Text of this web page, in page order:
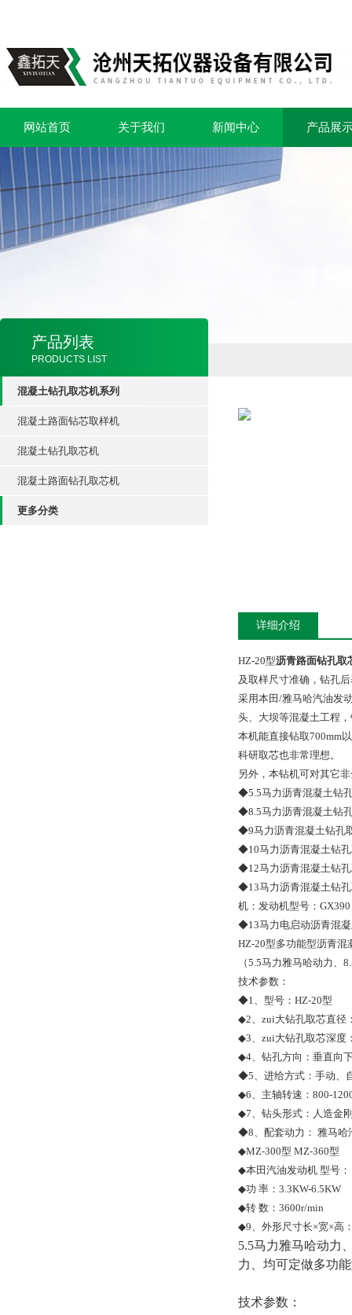
网站首页 关于我们 新闻中心 产品展
产品列表
PRODUCTS LIST
混凝土钻孔取芯机系列
混凝土路面钻芯取样机
混凝土钻孔取芯机
混凝土路面钻孔取芯机
更多分类
详细介绍
HZ-20型沥青路面钻孔取
及取样尺寸准确，钻孔
采用本田/雅马哈汽油发
头、大坝等混凝土工程
本机能直接钻取700mm
科研取芯也非常理想。
另外，本钻机可对其它
◆5.5马力沥青混凝土钻
◆8.5马力沥青混凝土钻
◆9马力沥青混凝土钻孔
◆10马力沥青混凝土钻
◆12马力沥青混凝土钻
◆13马力沥青混凝土钻孔
机：发动机型号：
◆13马力电启动沥青混
HZ-20型多功能型沥青混
（5.5马力雅马哈动力
技术参数：
◆1、型号：HZ-20型
◆2、zui大钻孔取芯直径
◆3、zui大钻孔取芯深度
◆4、钻孔方向：垂直向
◆5、进给方式：手动、
◆6、主轴转速：800-
◆7、钻头形式：人造金
◆8、配套动力： 雅马哈
◆MZ-300型 MZ-360型
◆本田汽油发动机 型号
◆功 率：3.3KW-6.5KW
◆转 数：3600r/min
◆9、外形尺寸长×宽×高
5.5马力雅马哈动力
力、均可定做多功
技术参数：